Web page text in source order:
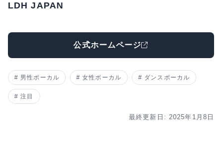
LDH JAPAN
公式ホームページ
男性ボーカル 女性ボーカル ダンスボーカル
注目
最終更新日: 2025年1月8日